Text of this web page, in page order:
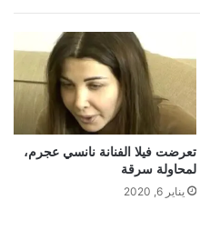
تعرضت فيلا الفنانة نانسي عجرم،
لمحاولة سرقة
يناير 6, 2020